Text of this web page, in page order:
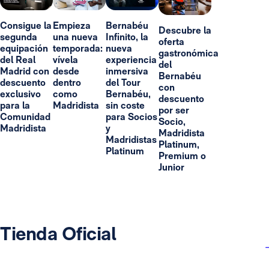
Consigue la
segunda
equipación
del Real
Madrid con
descuento
exclusivo
para la
Comunidad
Madridista
Empieza
una nueva
temporada:
vívela
desde
dentro
como
Madridista
Bernabéu
Infinito, la
nueva
experiencia
inmersiva
del Tour
Bernabéu,
sin coste
para Socios
y
Madridistas
Platinum
Descubre la
oferta
gastronómica
del
Bernabéu
con
descuento
por ser
Socio,
Madridista
Platinum,
Premium o
Junior
Tienda Oficial